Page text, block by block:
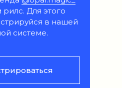
рилс. Для этого
в нашей
системе.